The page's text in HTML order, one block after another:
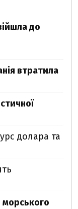
до
втратила
долара та
морського